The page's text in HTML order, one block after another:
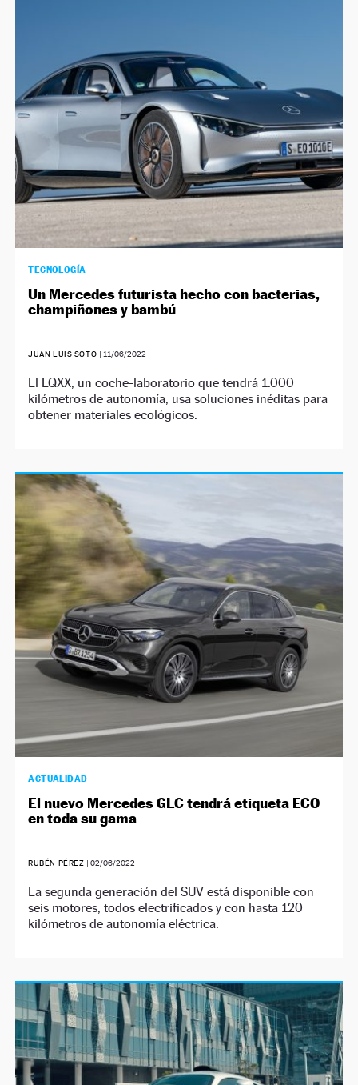
TECNOLOGÍA
Un Mercedes futurista hecho con bacterias,
champiñones y bambú
JUAN LUIS SOTO | 11/06/2022
El EQXX, un coche-laboratorio que tendrá 1.000
kilómetros de autonomía, usa soluciones inéditas para
obtener materiales ecológicos.
ACTUALIDAD
El nuevo Mercedes GLC tendrá etiqueta ECO
en toda su gama
RUBÉN PÉREZ |02/06/2022
La segunda generación del SUV está disponible con
seis motores, todos electrificados y con hasta 120
kilómetros de autonomía eléctrica.